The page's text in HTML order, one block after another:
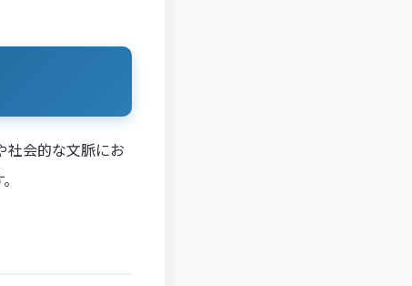
社会的な文脈にお